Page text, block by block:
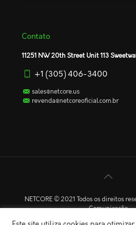
Contato
11251 NW 20th Street Unit 113
+1 (305) 406-3400
sales@netcore.us
revenda@netcoreoficial.com.br
NETCORE © 2021 Todos os direitos
Comunicação